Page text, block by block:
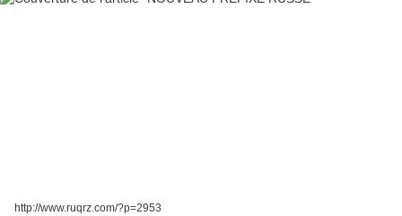
http://www.ruqrz.com/?p=2953